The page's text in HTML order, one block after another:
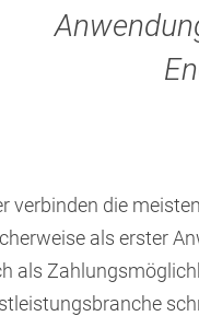
verbinden die
als erster
als